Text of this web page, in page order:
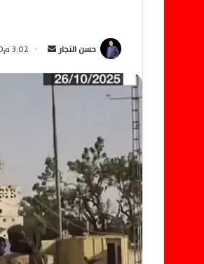
حسن النجار
س
د
ا
إ
ل
ك
ت
3:02 م30 أكتوبر، 2025